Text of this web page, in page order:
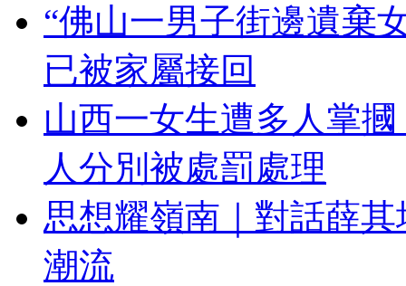
“佛山一男子街邊遺棄
已被家屬接回
山西一女生遭多人掌
人分別被處罰處理
思想耀嶺南｜對話薛
潮流